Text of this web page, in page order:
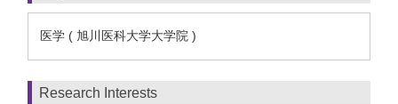
医学 ( 旭川医科大学大学院 )
Research Interests